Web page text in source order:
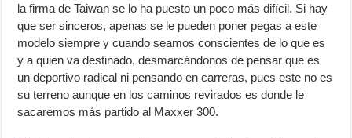
la firma de Taiwan se lo ha puesto un poco más difícil. Si hay
que ser sinceros, apenas se le pueden poner pegas a este
modelo siempre y cuando seamos conscientes de lo que es
y a quien va destinado, desmarcándonos de pensar que es
un deportivo radical ni pensando en carreras, pues este no es
su terreno aunque en los caminos revirados es donde le
sacaremos más partido al Maxxer 300.